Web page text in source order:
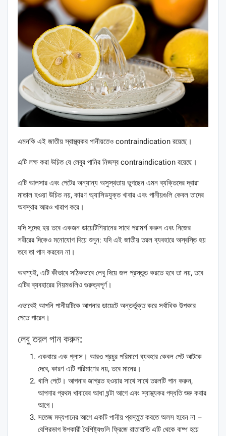
এমনকি এই জাতীয় স্বাস্থ্যকর পানীয়তেও contraindication রয়েছে।
এটি লক্ষ করা উচিত যে লেবুর পানির নিজস্ব contraindication রয়েছে।
এটি আলসার এবং পেটের অন্যান্য অসুস্থতায় ভুগছেন এমন ব্যক্তিদের দ্বারা
মাতাল হওয়া উচিত নয়, কারণ অ্যাসিডযুক্ত খাবার এবং পানীয়গুলি কেবল তাদের
অবস্থার আরও খারাপ করে।
যদি সন্দেহ হয় তবে একজন ডায়েটিশিয়ানের সাথে পরামর্শ করুন এবং নিজের
শরীরের দিকেও মনোযোগ দিয়ে শুনুন: যদি এই জাতীয় তরল ব্যবহারে অস্বস্তি হয়
তবে তা পান করবেন না।
অবশ্যই, এটি কীভাবে সঠিকভাবে লেবু দিয়ে জল প্রস্তুত করতে হবে তা নয়, তবে
এটির ব্যবহারের নিয়মগুলিও গুরুত্বপূর্ণ।
এভাবেই আপনি পানীয়টিকে আপনার ডায়েটে অন্তর্ভুক্ত করে সর্বাধিক উপকার
পেতে পারেন।
লেবু তরল পান করুন:
একবারে এক গ্লাস। আরও প্রচুর পরিমাণে ব্যবহার কেবল পেট আটকে
দেবে, কারণ এটি পরিমাণের নয়, তবে মানের।
খালি পেটে। আপনার জাগ্রত হওয়ার সাথে সাথে তরলটি পান করুন,
আপনার প্রথম খাবারের আধা ঘন্টা আগে এবং স্বাস্থ্যকর পদ্ধতি শুরু করার
আগে।
সতেজ মদ্যপানের আগে একটি পানীয় প্রস্তুত করতে অলস হবেন না –
বেশিরভাগ উপকারী বৈশিষ্ট্যগুলি ফ্রিজে রাতারাতি এটি থেকে বাষ্প হয়ে